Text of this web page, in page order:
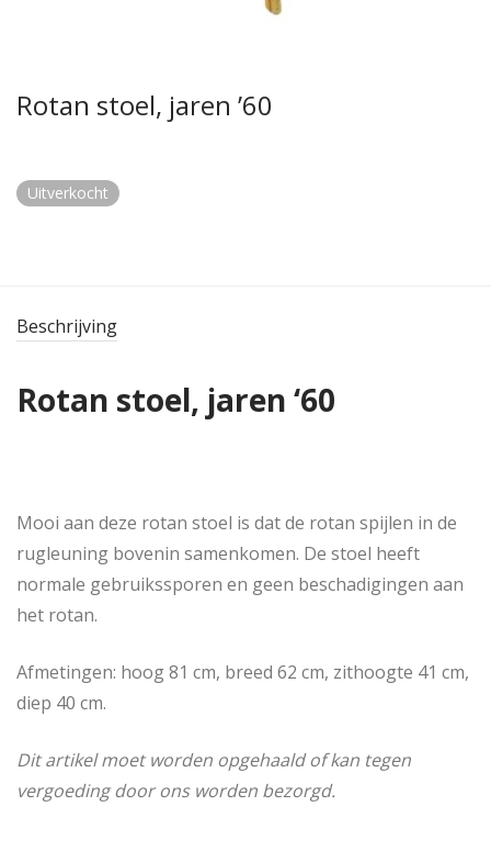
Rotan stoel, jaren ’60
Uitverkocht
Beschrijving
Rotan stoel, jaren ‘60
Mooi aan deze rotan stoel is dat de rotan spijlen in de
rugleuning bovenin samenkomen. De stoel heeft
normale gebruikssporen en geen beschadigingen aan
het rotan.
Afmetingen: hoog 81 cm, breed 62 cm, zithoogte 41 cm,
diep 40 cm.
Dit artikel moet worden opgehaald of kan tegen
vergoeding door ons worden bezorgd.